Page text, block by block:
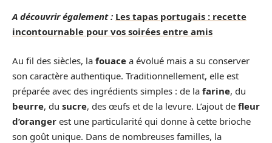
A découvrir également : Les tapas portugais : recette
incontournable pour vos soirées entre amis
Au fil des siècles, la fouace a évolué mais a su conserver
son caractère authentique. Traditionnellement, elle est
préparée avec des ingrédients simples : de la farine, du
beurre, du sucre, des œufs et de la levure. L’ajout de fleur
d’oranger est une particularité qui donne à cette brioche
son goût unique. Dans de nombreuses familles, la